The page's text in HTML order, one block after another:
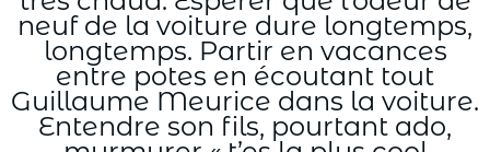
neuf de la voiture dure longtemps,
longtemps. Partir en vacances
entre potes en écoutant tout
Guillaume Meurice dans la voiture.
Entendre son fils, pourtant ado,